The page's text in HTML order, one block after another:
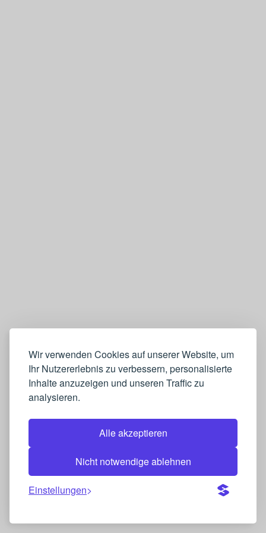
Wir verwenden Cookies auf unserer Website, um
Ihr Nutzererlebnis zu verbessern, personalisierte
Inhalte anzuzeigen und unseren Traffic zu
analysieren.
Alle akzeptieren
Nicht notwendige ablehnen
Einstellungen